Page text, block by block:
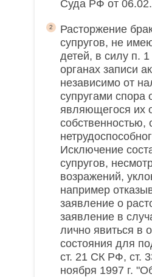
Суда РФ от
Расторжение
супругов, не
детей, в силу п.
органах записи
независимо от
супругами спора
являющегося их
собственностью,
Исключение
супругов,
возражений,
например
заявление о
заявление в
лично явиться в
состояния для
ст. 21 СК РФ, ст.
ноября 1997 г.
2